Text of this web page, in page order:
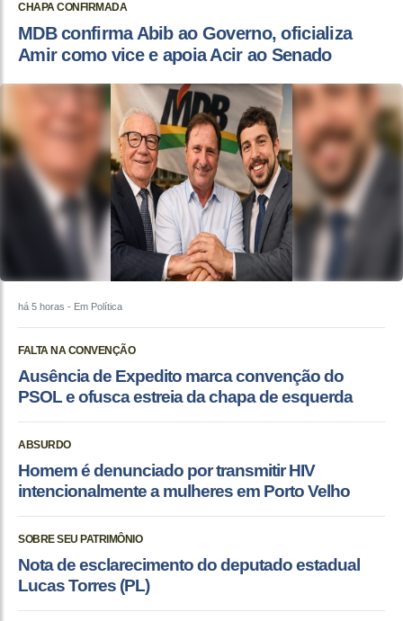
CHAPA CONFIRMADA
MDB confirma Abib ao Governo, oficializa
Amir como vice e apoia Acir ao Senado
há 5 horas - Em Política
FALTA NA CONVENÇÃO
Ausência de Expedito marca convenção do
PSOL e ofusca estreia da chapa de esquerda
ABSURDO
Homem é denunciado por transmitir HIV
intencionalmente a mulheres em Porto Velho
SOBRE SEU PATRIMÔNIO
Nota de esclarecimento do deputado estadual
Lucas Torres (PL)